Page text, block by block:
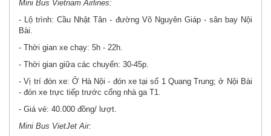
Mini Bus Vietnam Airlines:
- Lộ trình: Cầu Nhật Tân - đường Võ Nguyên Giáp - sân bay Nội
Bài.
- Thời gian xe chạy: 5h - 22h.
- Thời gian giữa các chuyến: 30-45p.
- Vị trí đón xe: Ở Hà Nội - đón xe tại số 1 Quang Trung; ở Nội Bài
- đón xe trực tiếp trước cổng nhà ga T1.
- Giá vé: 40.000 đồng/ lượt.
Mini Bus VietJet Air: